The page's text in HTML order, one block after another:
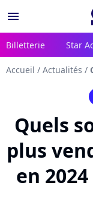
menu
Billetterie Star
Accueil / Actualités /
Quels
plus
en